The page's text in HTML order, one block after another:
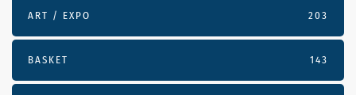
ART / EXPO 203
BASKET 143